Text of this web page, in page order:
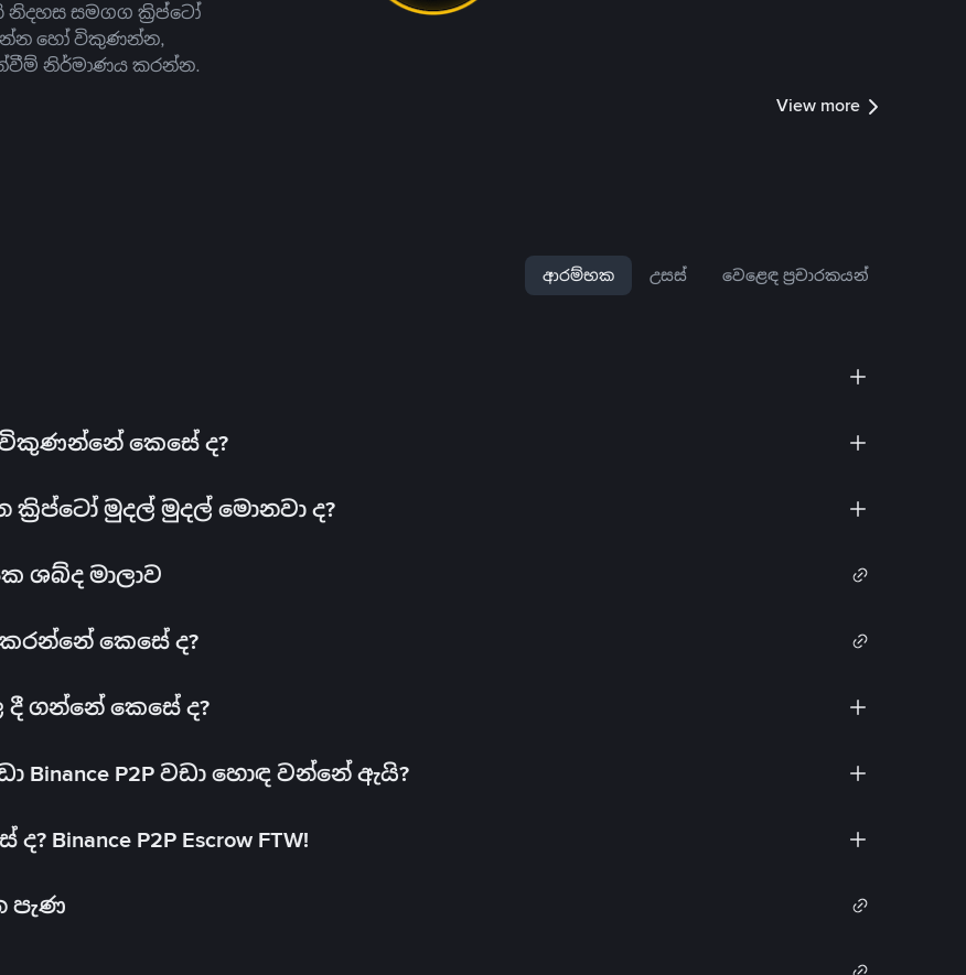
සමගග ක්‍රිප්ටෝ
හෝ විකුණන්න,
නිර්මාණය කරන්න.
View more
ආරම්භක උසස් වෙළෙඳ ප්‍රචාරකයන්
විකුණන්නේ කෙසේ ද?
ක්‍රිප්ටෝ මුදල් මුදල් මොනවා ද?
ශබ්ද මාලාව
කරන්නේ කෙසේ ද?
දී ගන්නේ කෙසේ ද?
P2P වඩා හොඳ වන්නේ ඇයි?
P2P Escrow FTW!
පැණ